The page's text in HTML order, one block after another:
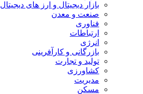
بازار دیجیتال و ارز های دیجیتال
صنعت و معدن
فناوری
ارتباطات
انرژی
بازرگانی و کارآفرینی
تولید و تجارت
کشاورزی
مدیریت
مسکن